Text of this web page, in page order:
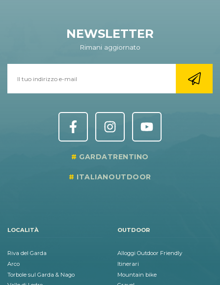
NEWSLETTER
Rimani aggiornato
GARDATRENTINO
ITALIANOUTDOOR
LOCALITÀ
Riva del Garda
Arco
Torbole sul Garda & Nago
OUTDOOR
Alloggi Outdoor Friendly
Itinerari
Mountain bike